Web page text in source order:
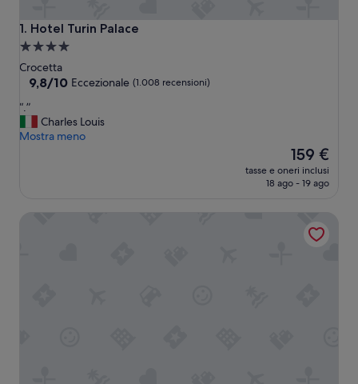
1. Hotel Turin Palace
Hotel Turin Palace
Struttura
a
4.0
Crocetta
9.8
10,
Eccezionale,
(1.008
9,8/10 Eccezionale (1.008 recensioni)
“
”
“.”
Charles Louis
Mostra meno
Il
prezzo
attuale
159 €
tasse e oneri inclusi
18 ago - 19 ago